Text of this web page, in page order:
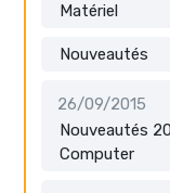
Matériel
Nouveautés
26/09/2015
Nouveautés
Computer